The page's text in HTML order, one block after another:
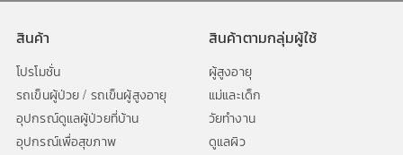
สินค้า
โปรโมชั่น
รถเข็นผู้ป่วย / รถเข็นผู้สูงอายุ
อุปกรณ์ดูแลผู้ป่วยที่บ้าน
อุปกรณ์เพื่อสุขภาพ
สินค้าตามกลุ่มผู้ใช้
ผู้สูงอายุ
แม่และเด็ก
วัยทำงาน
ดูแลผิว